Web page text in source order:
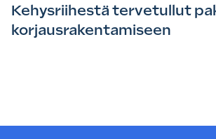
Kehysriihestä tervetullut
korjausrakentamiseen